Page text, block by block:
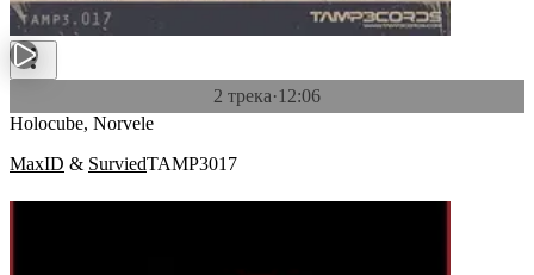
2 трека·12:06
Holocube, Norvele
MaxID & SurviedTAMP3017